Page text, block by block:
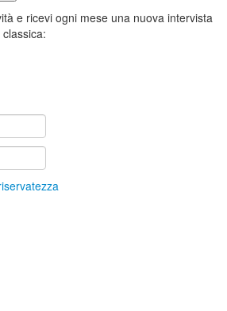
e ricevi ogni mese una nuova intervista